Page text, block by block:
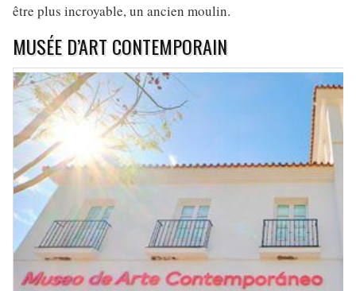
être plus incroyable, un ancien moulin.
MUSÉE D’ART CONTEMPORAIN